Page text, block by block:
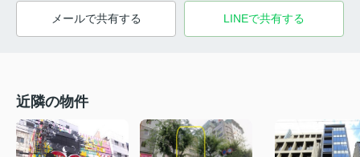
メールで共有する LINEで共有する
近隣の物件